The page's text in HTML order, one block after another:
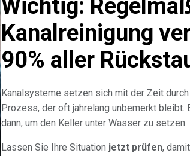
Wichtig:
Kanalreinigung
90% aller
Kanalsysteme setzen sich mit der Zeit
Prozess, der oft jahrelang unbemerkt bleibt.
dann, um den Keller unter Wasser zu setzen.
Lassen Sie Ihre Situation jetzt prüfen,